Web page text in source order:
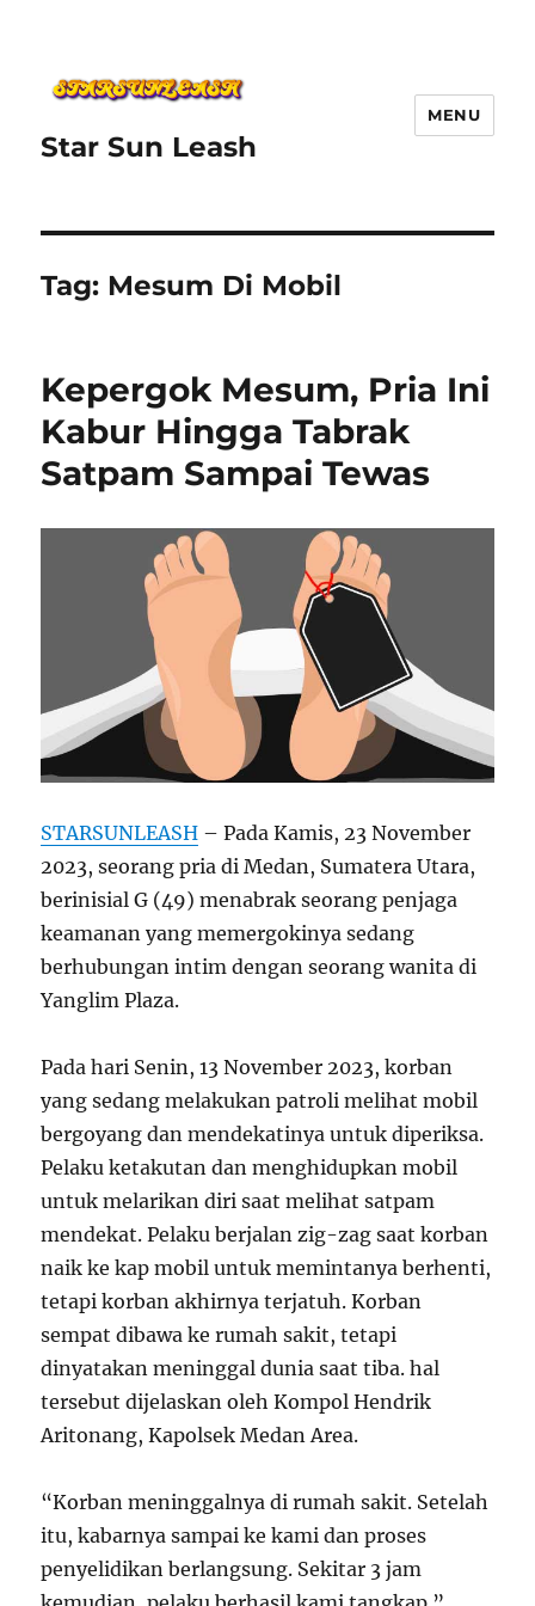
Star Sun Leash
MENU
Tag: Mesum Di Mobil
Kepergok Mesum, Pria Ini
Kabur Hingga Tabrak
Satpam Sampai Tewas
STARSUNLEASH – Pada Kamis, 23 November
2023, seorang pria di Medan, Sumatera Utara,
berinisial G (49) menabrak seorang penjaga
keamanan yang memergokinya sedang
berhubungan intim dengan seorang wanita di
Yanglim Plaza.
Pada hari Senin, 13 November 2023, korban
yang sedang melakukan patroli melihat mobil
bergoyang dan mendekatinya untuk diperiksa.
Pelaku ketakutan dan menghidupkan mobil
untuk melarikan diri saat melihat satpam
mendekat. Pelaku berjalan zig-zag saat korban
naik ke kap mobil untuk memintanya berhenti,
tetapi korban akhirnya terjatuh. Korban
sempat dibawa ke rumah sakit, tetapi
dinyatakan meninggal dunia saat tiba. hal
tersebut dijelaskan oleh Kompol Hendrik
Aritonang, Kapolsek Medan Area.
“Korban meninggalnya di rumah sakit. Setelah
itu, kabarnya sampai ke kami dan proses
penyelidikan berlangsung. Sekitar 3 jam